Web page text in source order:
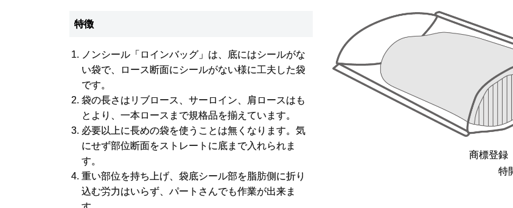
特徴
ノンシール「ロインバッグ」は、底にはシールがな
い袋で、ロース断面にシールがない様に工夫した袋
です。
袋の長さはリブロース、サーロイン、肩ロースはも
とより、一本ロースまで規格品を揃えています。
必要以上に長めの袋を使うことは無くなります。気
にせず部位断面をストレートに底まで入れられま
す。
重い部位を持ち上げ、袋底シール部を脂肪側に折り
込む労力はいらず、パートさんでも作業が出来ま
商標登
特